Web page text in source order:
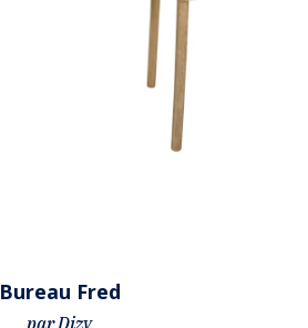
Bureau Fred
par Dizy